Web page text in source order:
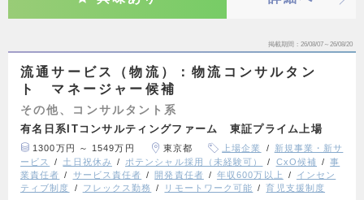
掲載期間 26/08/07～26/08/20
流通サービス（物流）：物流コンサルタン
ト マネージャー候補
その他、コンサルタント系
有名日系ITコンサルティングファーム 東証プライム上場
1300万円 ～ 1549万円 東京都 上場企業
新規事業・新サ
ービス
土日祝休み ポテンシャル採用（未経験可） CxO候補
事
業責任者
サービス責任者 開発責任者 年収600万以上
インセン
ティブ制度
フレックス勤務 リモートワーク可能 育児支援制度